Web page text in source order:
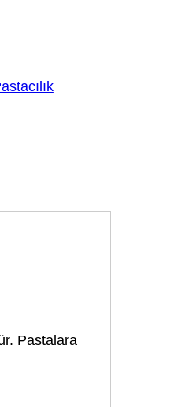
Pastalara